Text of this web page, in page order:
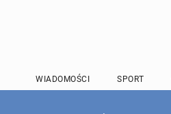
WIADOMOŚCI SPORT